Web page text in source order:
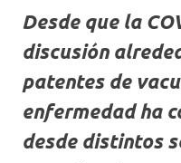
Desde que la
discusión
patentes de
enfermedad ha
desde distintos